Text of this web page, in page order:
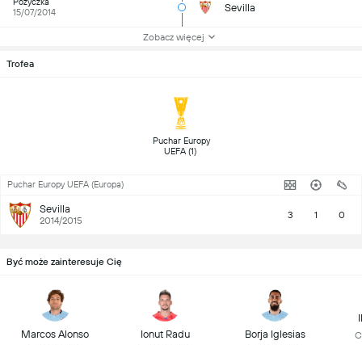
15/07/2014
Sevilla
Zobacz więcej
Trofea
Puchar Europy
UEFA (1)
Puchar Europy UEFA (Europa)
Sevilla
2014/2015 3 1 0
Być może zainteresuje Cię
Marcos Alonso Ionut Radu Borja Iglesias